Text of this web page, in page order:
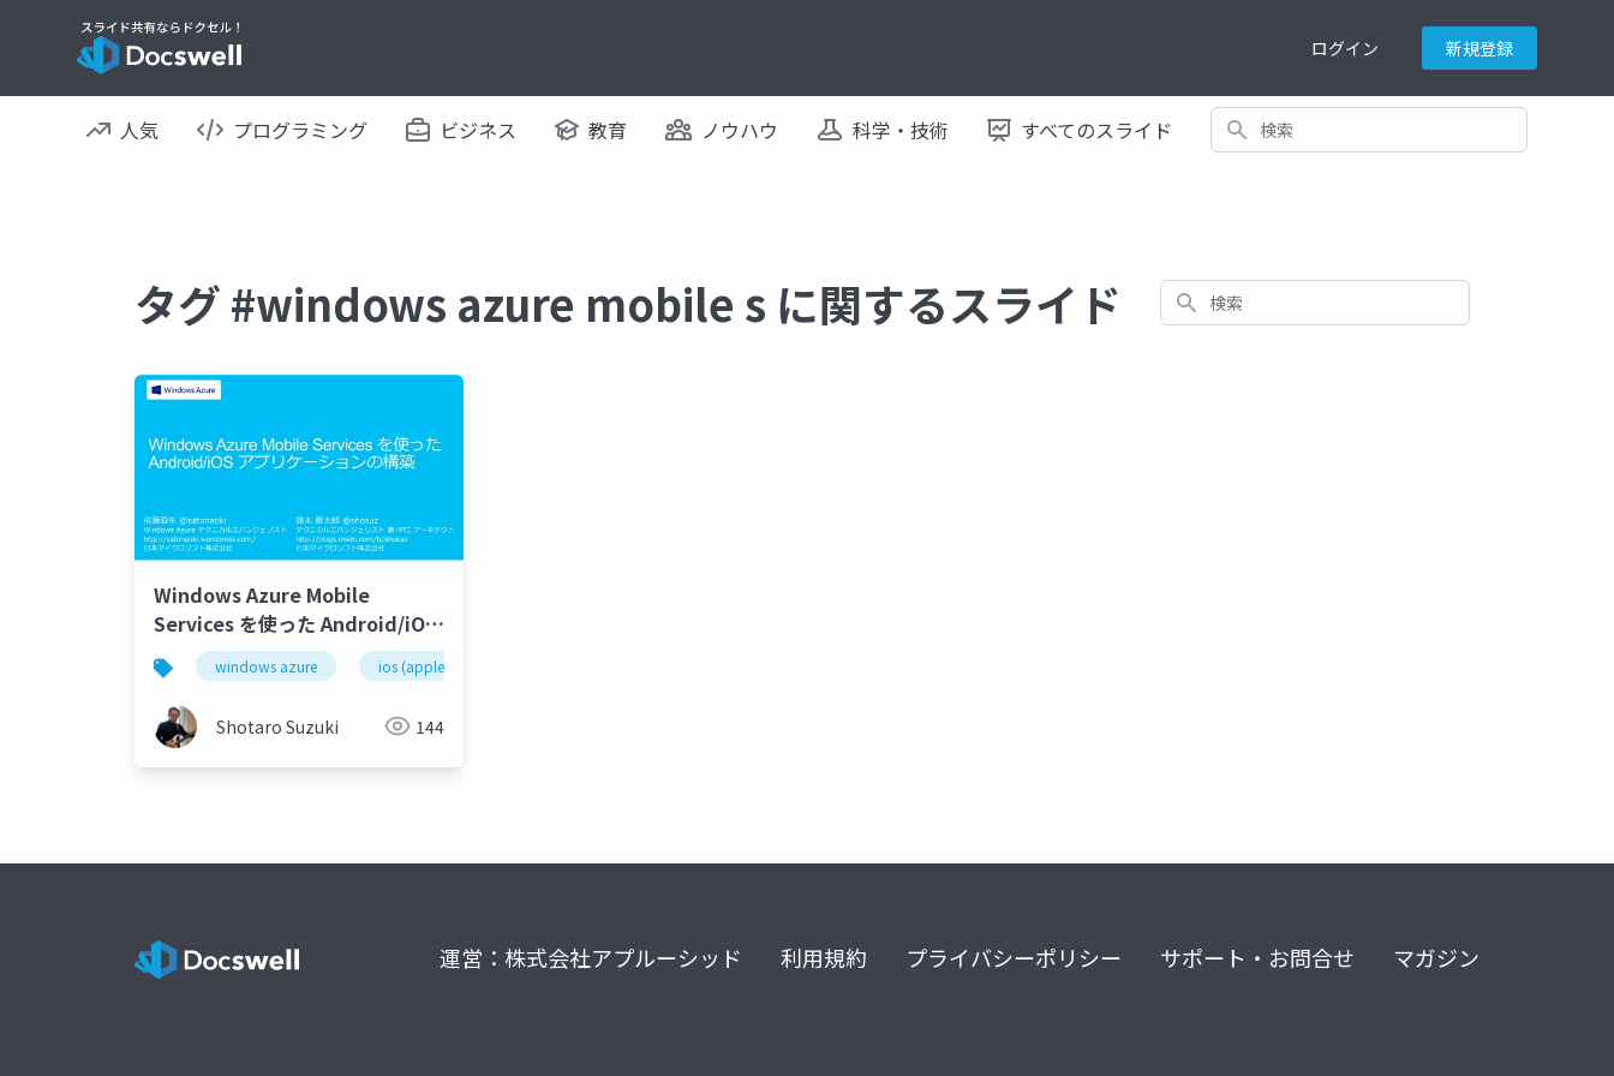
ログイン 新規登録
人気 プログラミング ビジネス 教育 ノウハウ 科学・技術 すべてのスライド 検索
タグ #windows azure mobile s に関するスライド 検索
Windows Azure Mobile
Services を使った Android/iOS
アプリケーションの構築
windows azure ios (apple)
Shotaro Suzuki 144
運営：株式会社アプルーシッド 利用規約 プライバシーポリシー サポート・お問合せ マガジン